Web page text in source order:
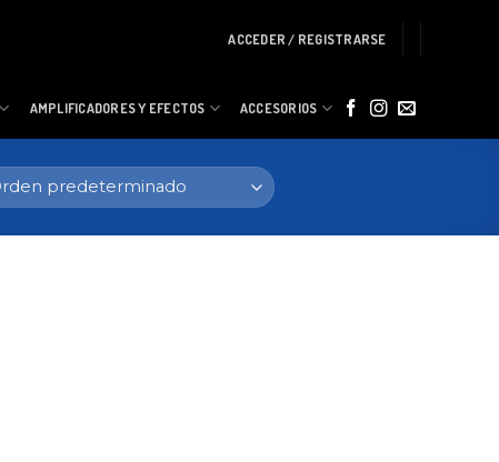
ACCEDER / REGISTRARSE
AMPLIFICADORES Y EFECTOS ACCESORIOS